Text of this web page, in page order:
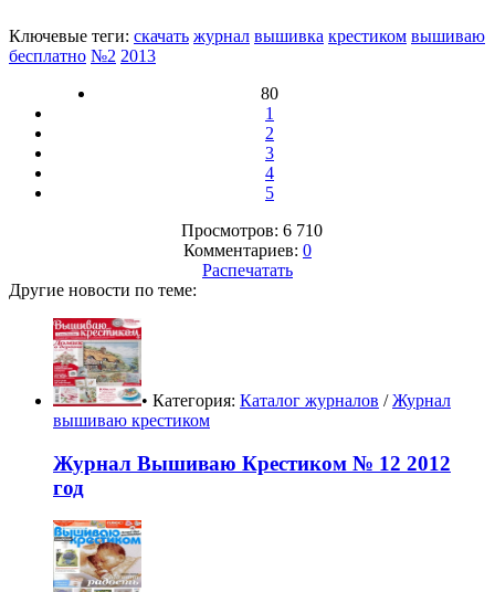
Ключевые теги: скачать журнал вышивка крестиком вышиваю
бесплатно №2 2013
80
1
2
3
4
5
Просмотров: 6 710
Комментариев: 0
Распечатать
Другие новости по теме:
• Категория: Каталог журналов /Журнал
вышиваю крестиком
Журнал Вышиваю Крестиком № 12 2012
год